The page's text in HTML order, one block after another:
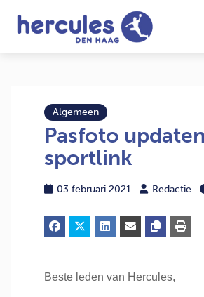
Algemeen
Pasfoto
sportlink
03 februari 2021 Redactie
Beste leden van Hercules,